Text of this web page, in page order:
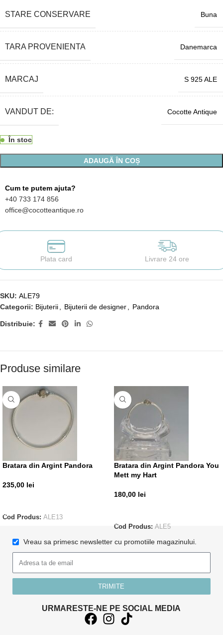
STARE CONSERVARE Buna
TARA PROVENIENTA Danemarca
MARCAJ S 925 ALE
VANDUT DE: Cocotte Antique
În stoc
ADAUGĂ ÎN COȘ
Cum te putem ajuta?
+40 733 174 856
office@cocotteantique.ro
Plata card Livrare 24 ore
SKU: ALE79
Categorii: Bijuterii Bijuterii de designer Pandora
Distribuie:
Produse similare
Bratara din Argint Pandora
235,00 lei
Cod Produs: ALE13
Bratara din Argint Pandora You
Mett my Hart
180,00 lei
Cod Produs: ALE5
Vreau sa primesc newsletter cu promotiile magazinului.
TRIMITE
URMARESTE-NE PE SOCIAL MEDIA